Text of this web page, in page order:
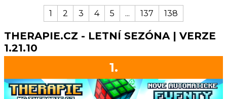
1 2 3 4 5 ... 137 138
THERAPIE.CZ - LETNÍ SEZÓNA | VERZE
1.21.10
1.